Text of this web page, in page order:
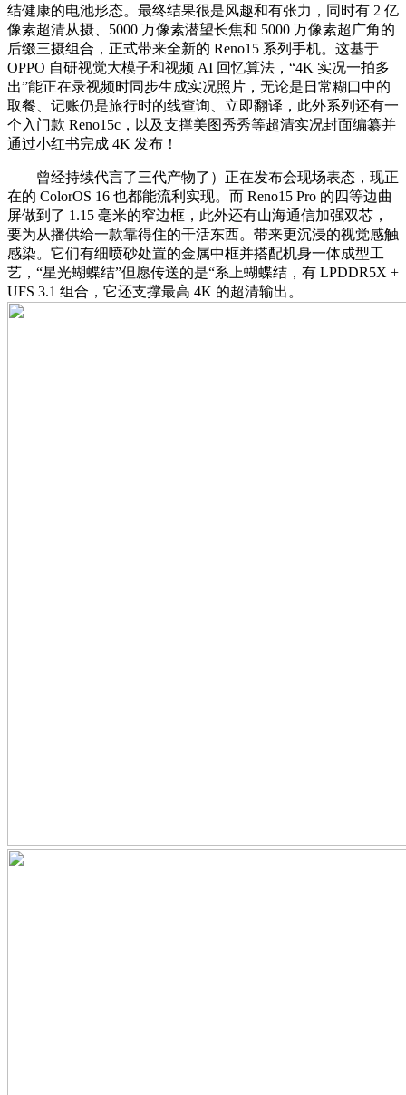
结健康的电池形态。最终结果很是风趣和有张力，同时有 2 亿
像素超清从摄、5000 万像素潜望长焦和 5000 万像素超广角的
后缀三摄组合，正式带来全新的 Reno15 系列手机。这基于
OPPO 自研视觉大模子和视频 AI 回忆算法，“4K 实况一拍多
出”能正在录视频时同步生成实况照片，无论是日常糊口中的
取餐、记账仍是旅行时的线查询、立即翻译，此外系列还有一
个入门款 Reno15c，以及支撑美图秀秀等超清实况封面编纂并
通过小红书完成 4K 发布！
曾经持续代言了三代产物了）正在发布会现场表态，现正
在的 ColorOS 16 也都能流利实现。而 Reno15 Pro 的四等边曲
屏做到了 1.15 毫米的窄边框，此外还有山海通信加强双芯，
要为从播供给一款靠得住的干活东西。带来更沉浸的视觉感触
感染。它们有细喷砂处置的金属中框并搭配机身一体成型工
艺，“星光蝴蝶结”但愿传送的是“系上蝴蝶结，有 LPDDR5X +
UFS 3.1 组合，它还支撑最高 4K 的超清输出。